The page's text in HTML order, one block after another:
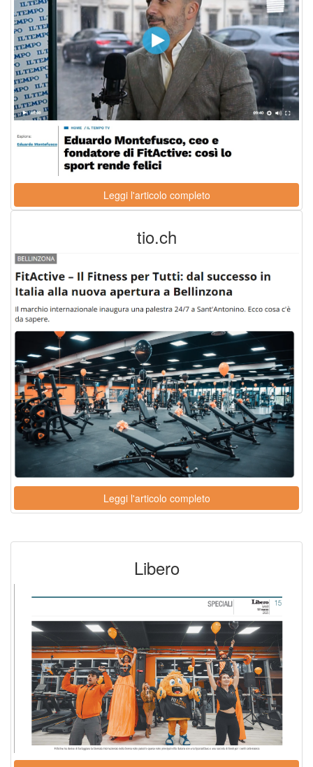
Leggi l'articolo completo
tio.ch
Leggi l'articolo completo
Libero